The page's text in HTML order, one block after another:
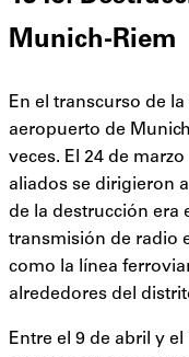
Munich-Riem
En el transcurso de
aeropuerto de
veces. El 24 de
aliados se dirigieron
de la destrucción era
transmisión de radio
como la línea
alrededores del
Entre el 9 de abril y